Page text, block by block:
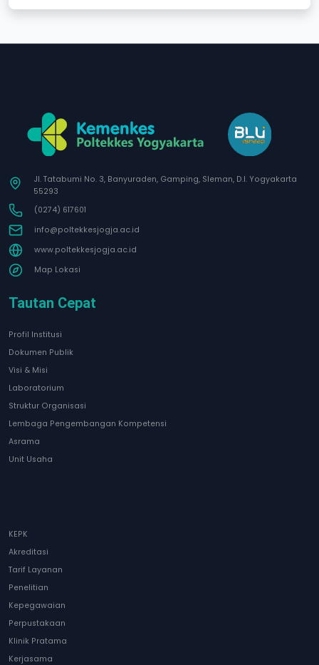
Jl. Tatabumi No. 3, Banyuraden, Gamping, Sleman, D.I. Yogyakarta
55293
(0274) 617601
info@poltekkesjogja.ac.id
www.poltekkesjogja.ac.id
Map Lokasi
Tautan Cepat
Profil Institusi
Dokumen Publik
Visi & Misi
Laboratorium
Struktur Organisasi
Lembaga Pengembangan Kompetensi
Asrama
Unit Usaha
KEPK
Akreditasi
Tarif Layanan
Penelitian
Kepegawaian
Perpustakaan
Klinik Pratama
Kerjasama